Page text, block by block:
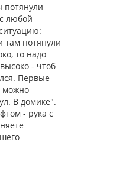
у
потянули
любой
там потянули
то надо
- чтоб
Первые
можно
В домике".
- рука с